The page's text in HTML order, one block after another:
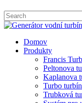
Domov
Produkty
Francis
Peltonova
Kaplanova
Turbo
Trubková